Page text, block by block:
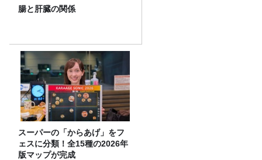
腸と肝臓の関係
スーパーの「からあげ」をフ
ェスに分類！全15種の2026年
版マップが完成